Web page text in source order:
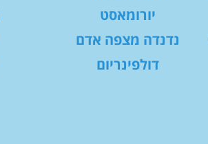
יורומאסט
נדנדה מצפה אדם
דולפינריום